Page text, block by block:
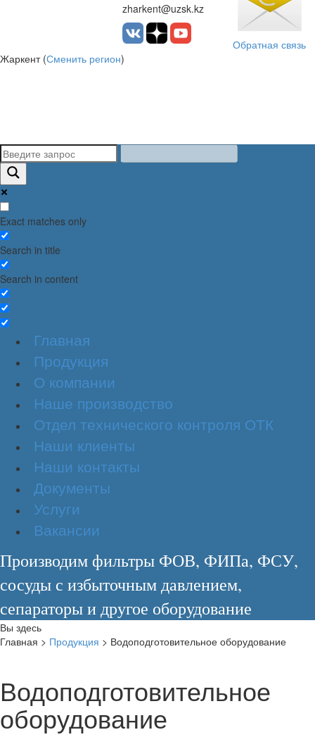
zharkent@uzsk.kz
Обратная связь
Жаркент (Сменить регион)
Exact matches only
Search in title
Search in content
Главная
Продукция
О компании
Наше производство
Отдел технического контроля ОТК
Наши клиенты
Наши контакты
Документы
Услуги
Вакансии
Производим фильтры ФОВ, ФИПа, ФСУ,
сосуды с избыточным давлением,
сепараторы и другое оборудование
Вы здесь
Главная > Продукция > Водоподготовительное оборудование
Водоподготовительное
оборудование